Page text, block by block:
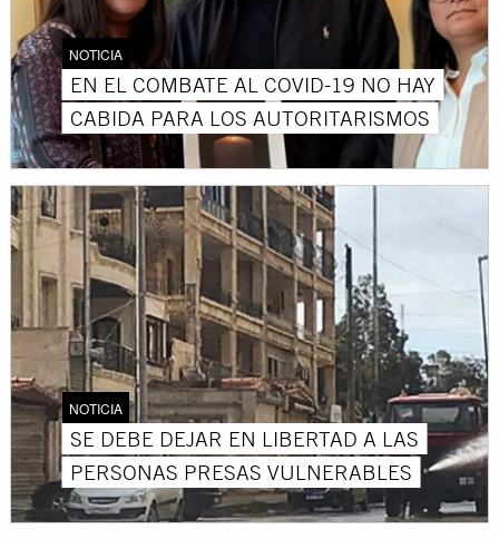
NOTICIA
EN EL COMBATE AL COVID-19 NO HAY
CABIDA PARA LOS AUTORITARISMOS
NOTICIA
SE DEBE DEJAR EN LIBERTAD A LAS
PERSONAS PRESAS VULNERABLES